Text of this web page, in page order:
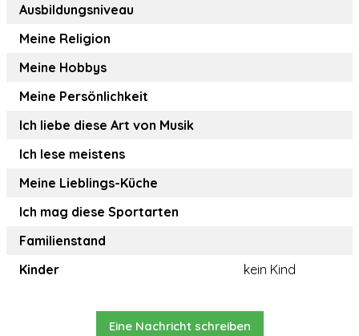
Ausbildungsniveau
Meine Religion
Meine Hobbys
Meine Persönlichkeit
Ich liebe diese Art von Musik
Ich lese meistens
Meine Lieblings-Küche
Ich mag diese Sportarten
Familienstand
Kinder
kein Kind
Eine Nachricht schreiben